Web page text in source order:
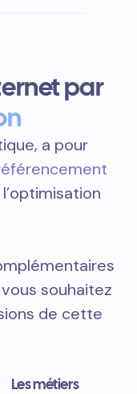
par
a pour
souhaitez
de cette
Les métiers